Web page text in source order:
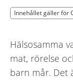
Innehållet gäller för
Innehållet gäller för
Hälsosamma
mat, rörelse
barn mår. Det